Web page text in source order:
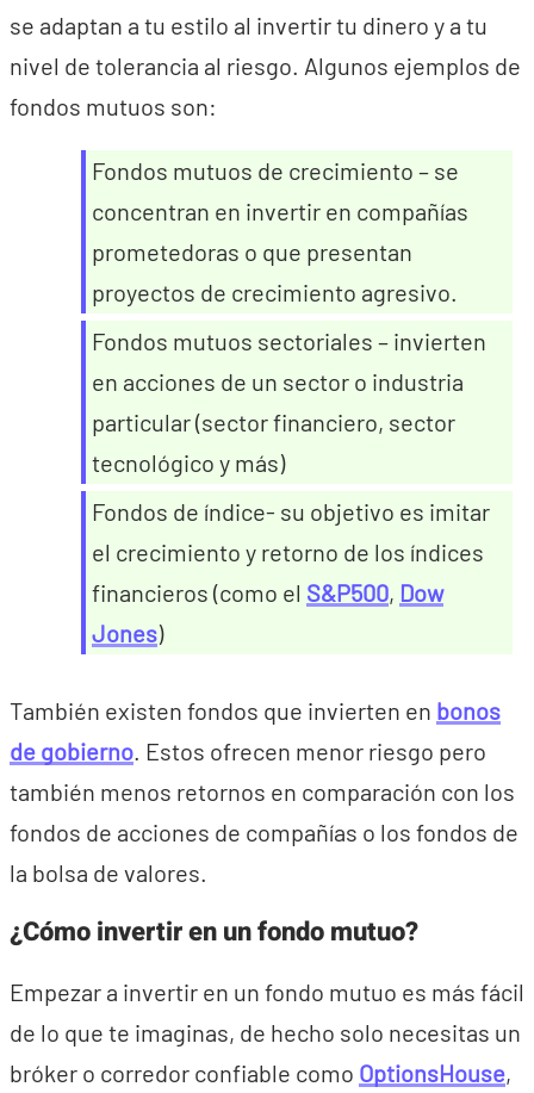
se adaptan a tu estilo al invertir tu dinero y a tu
nivel de tolerancia al riesgo. Algunos ejemplos de
fondos mutuos son:
Fondos mutuos de crecimiento – se
concentran en invertir en compañías
prometedoras o que presentan
proyectos de crecimiento agresivo.
Fondos mutuos sectoriales – invierten
en acciones de un sector o industria
particular (sector financiero, sector
tecnológico y más)
Fondos de índice- su objetivo es imitar
el crecimiento y retorno de los índices
financieros (como el S&P500, Dow
Jones)
También existen fondos que invierten en bonos
de gobierno. Estos ofrecen menor riesgo pero
también menos retornos en comparación con los
fondos de acciones de compañías o los fondos de
la bolsa de valores.
¿Cómo invertir en un fondo mutuo?
Empezar a invertir en un fondo mutuo es más fácil
de lo que te imaginas, de hecho solo necesitas un
bróker o corredor confiable como OptionsHouse,